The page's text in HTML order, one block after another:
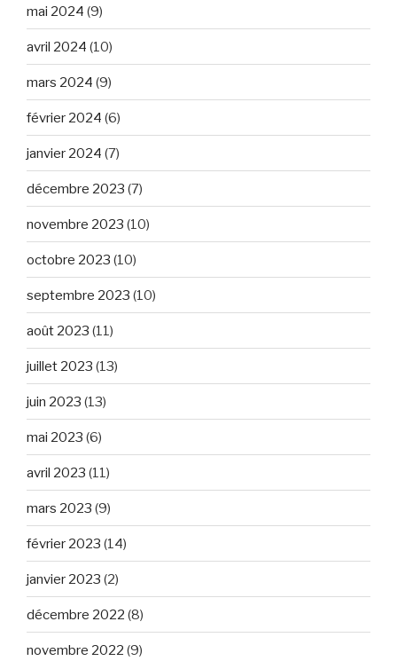
mai 2024 (9)
avril 2024 (10)
mars 2024 (9)
février 2024 (6)
janvier 2024 (7)
décembre 2023 (7)
novembre 2023 (10)
octobre 2023 (10)
septembre 2023 (10)
août 2023 (11)
juillet 2023 (13)
juin 2023 (13)
mai 2023 (6)
avril 2023 (11)
mars 2023 (9)
février 2023 (14)
janvier 2023 (2)
décembre 2022 (8)
novembre 2022 (9)